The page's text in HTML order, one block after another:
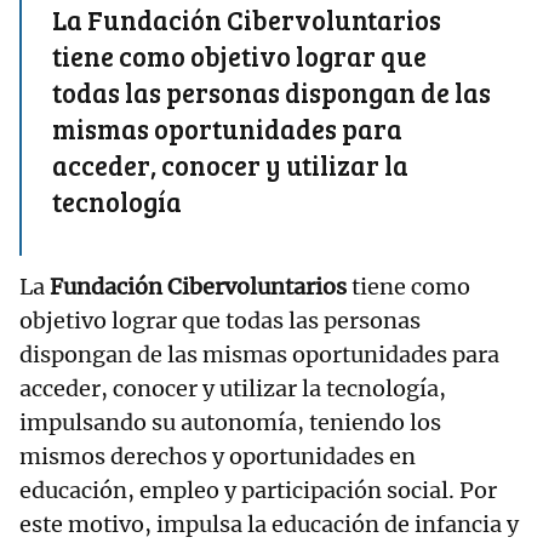
La Fundación Cibervoluntarios
tiene como objetivo lograr que
todas las personas dispongan de las
mismas oportunidades para
acceder, conocer y utilizar la
tecnología
LaFundación Cibervoluntariostiene como
objetivo lograr que todas las personas
dispongan de las mismas oportunidades para
acceder, conocer y utilizar la tecnología,
impulsando su autonomía, teniendo los
mismos derechos y oportunidades en
educación, empleo y participación social. Por
este motivo, impulsa la educación de infancia y